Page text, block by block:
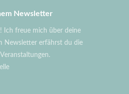
Newsletter
Ich freue mich über deine
Newsletter erfährst du die